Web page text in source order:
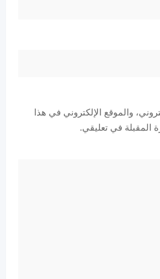
والموقع الإلكتروني في هذا
المقبلة في تعليقي.